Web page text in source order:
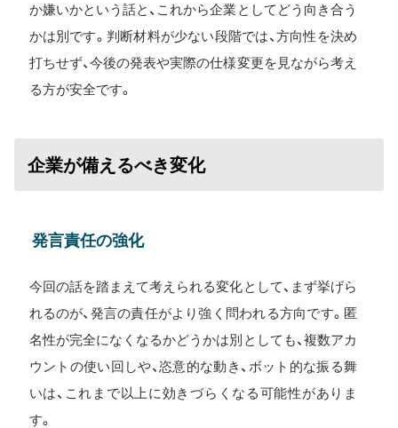
か嫌いかという話と、これから企業としてどう向き合う
かは別です。判断材料が少ない段階では、方向性を決め
打ちせず、今後の発表や実際の仕様変更を見ながら考え
る方が安全です。
企業が備えるべき変化
発言責任の強化
今回の話を踏まえて考えられる変化として、まず挙げら
れるのが、発言の責任がより強く問われる方向です。匿
名性が完全になくなるかどうかは別としても、複数アカ
ウントの使い回しや、恣意的な動き、ボット的な振る舞
いは、これまで以上に効きづらくなる可能性がありま
す。